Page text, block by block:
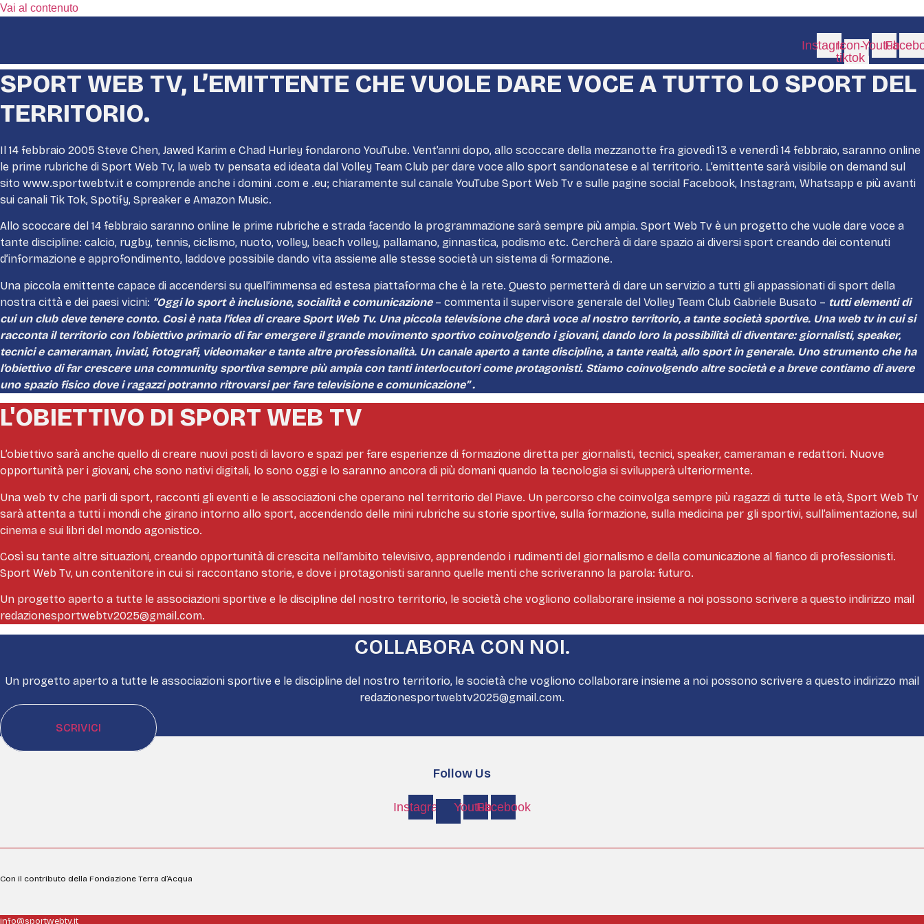
Vai al contenuto
Instagram
Icon-
tiktok
Youtube
SPORT WEB TV, L’EMITTENTE CHE VUOLE DARE VOCE A TUTTO LO SPORT DEL
TERRITORIO.
Il 14 febbraio 2005 Steve Chen, Jawed Karim e Chad Hurley fondarono YouTube. Vent’anni dopo, allo scoccare della mezzanotte fra giovedì 13 e venerdì 14 febbraio, saranno online
le prime rubriche di Sport Web Tv, la web tv pensata ed ideata dal Volley Team Club per dare voce allo sport sandonatese e al territorio. L’emittente sarà visibile on demand sul
sito www.sportwebtv.it e comprende anche i domini .com e .eu; chiaramente sul canale YouTube Sport Web Tv e sulle pagine social Facebook, Instagram, Whatsapp e più avanti
sui canali Tik Tok, Spotify, Spreaker e Amazon Music.
Allo scoccare del 14 febbraio saranno online le prime rubriche e strada facendo la programmazione sarà sempre più ampia. Sport Web Tv è un progetto che vuole dare voce a
tante discipline: calcio, rugby, tennis, ciclismo, nuoto, volley, beach volley, pallamano, ginnastica, podismo etc. Cercherà di dare spazio ai diversi sport creando dei contenuti
d’informazione e approfondimento, laddove possibile dando vita assieme alle stesse società un sistema di formazione.
Una piccola emittente capace di accendersi su quell’immensa ed estesa piattaforma che è la rete. Questo permetterà di dare un servizio a tutti gli appassionati di sport della
nostra città e dei paesi vicini: “Oggi lo sport è inclusione, socialità e comunicazione– commenta il supervisore generale del Volley Team Club Gabriele Busato – tutti elementi di
cui un club deve tenere conto. Così è nata l’idea di creare Sport Web Tv. Una piccola televisione che darà voce al nostro territorio, a tante società sportive. Una web tv in cui si
racconta il territorio con l’obiettivo primario di far emergere il grande movimento sportivo coinvolgendo i giovani, dando loro la possibilità di diventare: giornalisti, speaker,
tecnici e cameraman, inviati, fotografi, videomaker e tante altre professionalità. Un canale aperto a tante discipline, a tante realtà, allo sport in generale. Uno strumento che ha
l’obiettivo di far crescere una community sportiva sempre più ampia con tanti interlocutori come protagonisti. Stiamo coinvolgendo altre società e a breve contiamo di avere
uno spazio fisico dove i ragazzi potranno ritrovarsi per fare televisione e comunicazione” .
L'OBIETTIVO DI SPORT WEB TV
L’obiettivo sarà anche quello di creare nuovi posti di lavoro e spazi per fare esperienze di formazione diretta per giornalisti, tecnici, speaker, cameraman e redattori. Nuove
opportunità per i giovani, che sono nativi digitali, lo sono oggi e lo saranno ancora di più domani quando la tecnologia si svilupperà ulteriormente.
Una web tv che parli di sport, racconti gli eventi e le associazioni che operano nel territorio del Piave. Un percorso che coinvolga sempre più ragazzi di tutte le età, Sport Web Tv
sarà attenta a tutti i mondi che girano intorno allo sport, accendendo delle mini rubriche su storie sportive, sulla formazione, sulla medicina per gli sportivi, sull’alimentazione, sul
cinema e sui libri del mondo agonistico.
Così su tante altre situazioni, creando opportunità di crescita nell’ambito televisivo, apprendendo i rudimenti del giornalismo e della comunicazione al fianco di professionisti.
Sport Web Tv, un contenitore in cui si raccontano storie, e dove i protagonisti saranno quelle menti che scriveranno la parola: futuro.
Un progetto aperto a tutte le associazioni sportive e le discipline del nostro territorio, le società che vogliono collaborare insieme a noi possono scrivere a questo indirizzo mail
redazionesportwebtv2025@gmail.com.
COLLABORA CON NOI.
Un progetto aperto a tutte le associazioni sportive e le discipline del nostro territorio, le società che vogliono collaborare insieme a noi possono scrivere a questo indirizzo mail
redazionesportwebtv2025@gmail.com.
SCRIVICI
Follow Us
Instagram YoutubeFacebook
Con il contributo della Fondazione Terra d’Acqua
info@sportwebtv.it